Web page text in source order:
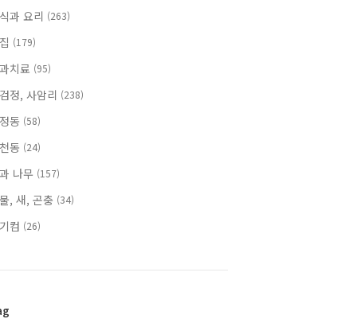
과 요리 (263)
(179)
치료 (95)
정, 사암리 (238)
동 (58)
동 (24)
나무 (157)
, 새, 곤충 (34)
컴 (26)